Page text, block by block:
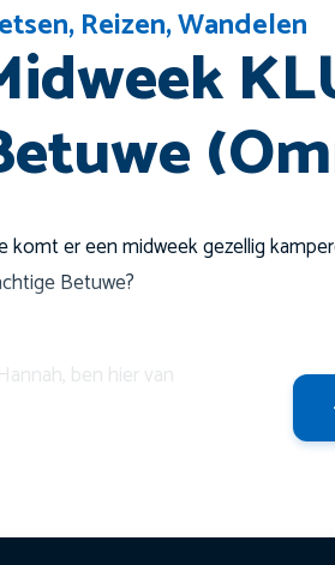
,Reizen,Wandelen
komt er een midweek gezellig
Betuwe?
ben hier van